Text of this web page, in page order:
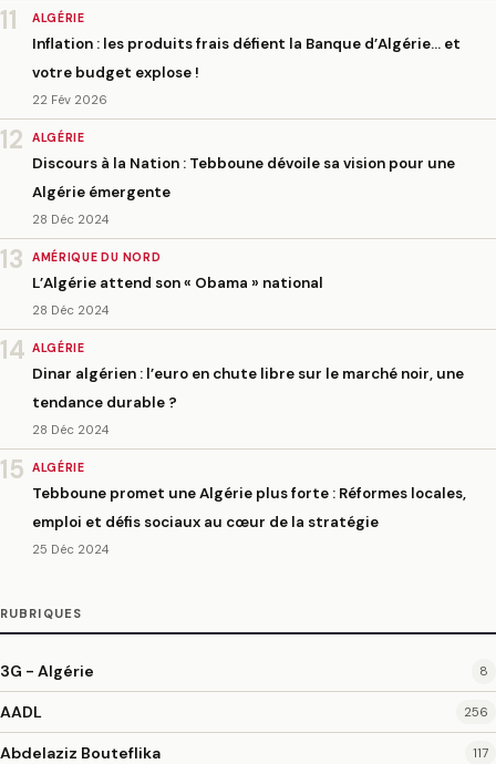
11 ALGÉRIE
Inflation : les produits frais défient la Banque d’Algérie… et
votre budget explose !
22 Fév 2026
12 ALGÉRIE
Discours à la Nation : Tebboune dévoile sa vision pour une
Algérie émergente
28 Déc 2024
13 AMÉRIQUE DU NORD
L’Algérie attend son « Obama » national
28 Déc 2024
14 ALGÉRIE
Dinar algérien : l’euro en chute libre sur le marché noir, une
tendance durable ?
28 Déc 2024
15 ALGÉRIE
Tebboune promet une Algérie plus forte : Réformes locales,
emploi et défis sociaux au cœur de la stratégie
25 Déc 2024
RUBRIQUES
3G - Algérie 8
AADL 256
Abdelaziz Bouteflika 117